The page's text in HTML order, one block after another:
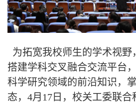
为拓宽我校师生的学术视野
搭建学科交叉融合交流平台
科学研究领域的前沿知识，
态，4月17日， 校关工委联合